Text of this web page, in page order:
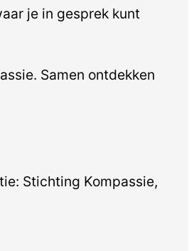
je in gesprek kunt
Samen ontdekken
Stichting Kompassie,